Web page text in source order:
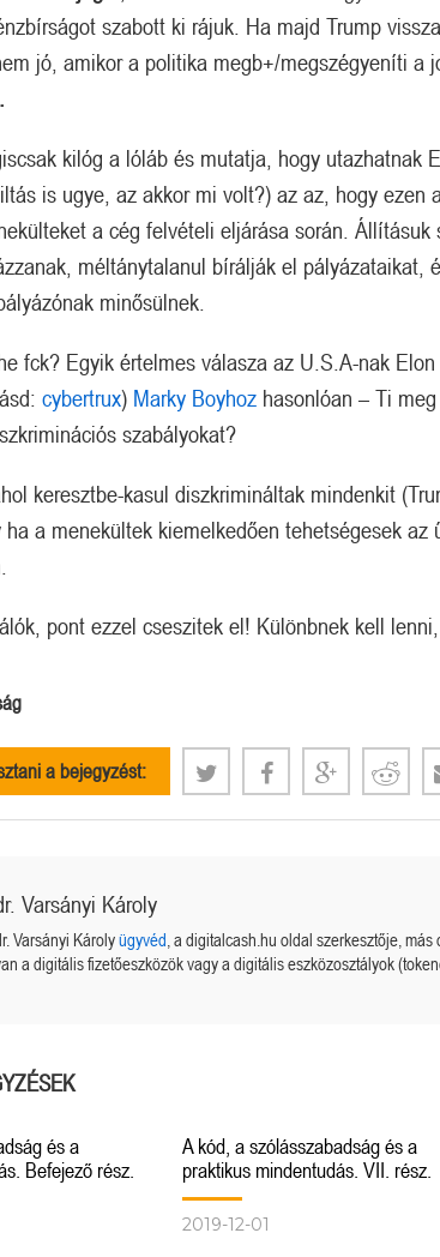
szabott ki rájuk. Ha majd Trump
jó, amikor a politika megb+/megszégyeníti a
kilóg a lóláb és mutatja, hogy utazhatnak
is ugye, az akkor mi volt?) az az, hogy ezen
a cég felvételi eljárása során.
méltánytalanul bírálják el pályázataikat,
minősülnek.
fck? Egyik értelmes válasza az U.S.A-nak
cybertrux) Marky Boyhoz hasonlóan – Ti
szabályokat?
keresztbe-kasul diszkrimináltak mindenkit
a menekültek kiemelkedően tehetségesek
pont ezzel cseszitek el! Különbnek kell
a bejegyzést:
Varsányi Károly
Varsányi Károlyügyvéd , a digitalcash.hu oldal szerkesztője,
a digitális fizetőeszközök vagy a digitális eszközosztályok
és a
Befejező rész.
A kód, a szólásszabadság és a
praktikus mindentudás. VII. rész.
2019-12-01